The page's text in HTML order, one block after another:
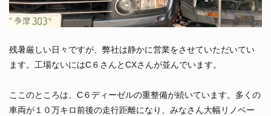
残暑厳しい日々ですが、弊社は静かに営業をさせていただいてい
ます。工場ないにはC６さんとCXさんが並んでいます。
ここのところは、C６ディーゼルの重整備が続いています。多くの
車両が１０万キロ前後の走行距離になり、みなさん大幅リノベー